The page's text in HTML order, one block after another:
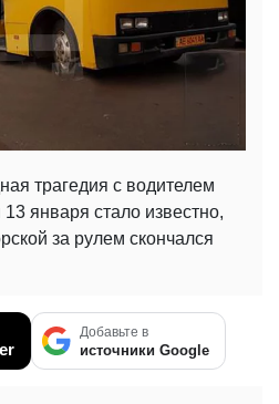
трагедия с водителем
января стало известно,
за рулем скончался
Добавьте в
источники Google